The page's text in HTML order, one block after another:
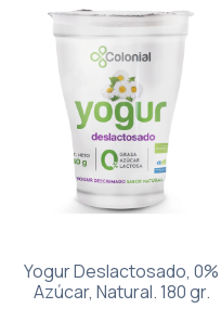
Yogur Deslactosado, 0%
Azúcar, Natural. 180 gr.